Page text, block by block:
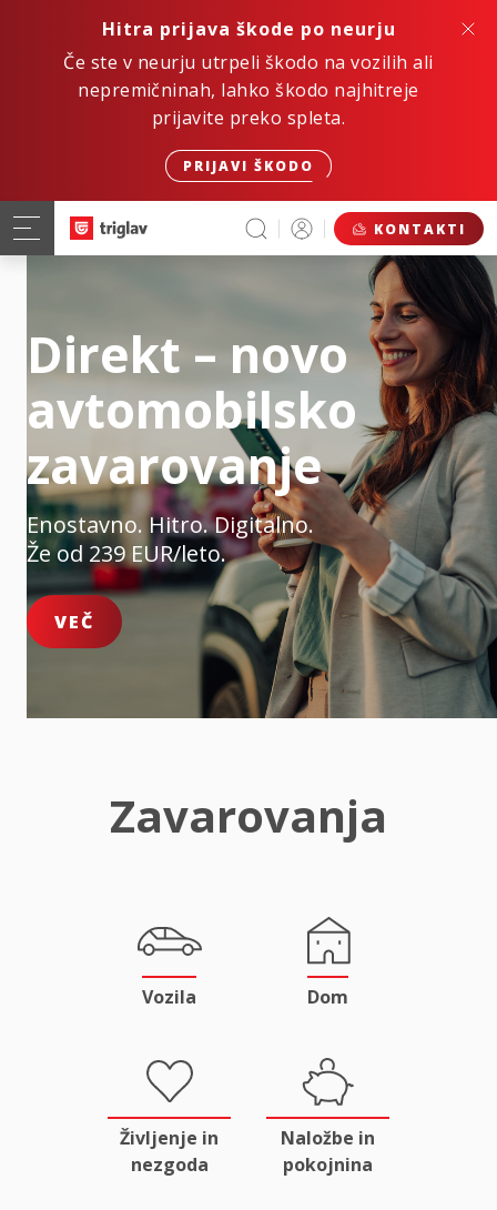
Hitra prijava škode po neurju
Če ste v neurju utrpeli škodo na vozilih ali
nepremičninah, lahko škodo najhitreje
prijavite preko spleta.
PRIJAVI ŠKODO
KONTAKTI
Direkt – novo
avtomobilsko
zavarovanje
Enostavno. Hitro. Digitalno.
Že od 239 EUR/leto.
VEČ
Zavarovanja
Vozila Dom
Življenje in
nezgoda
Naložbe in
pokojnina